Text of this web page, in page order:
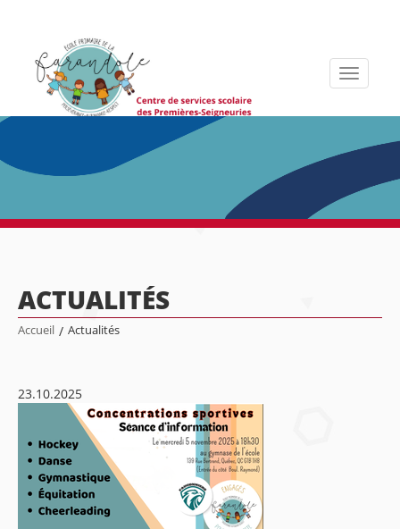
Toggle
ACTUALITÉS
Accueil / Actualités
23.10.2025